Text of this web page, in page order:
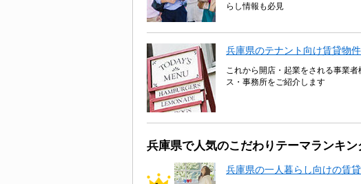
らし情報も必見
兵庫県のテナント向け賃貸物件
これから開店・起業をされる事業
ス・事務所をご紹介します
兵庫県で人気のこだわりテーマランキン
兵庫県の一人暮らし向けの賃